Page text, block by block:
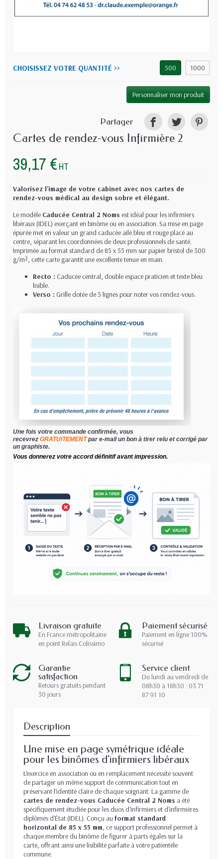
CHOISISSEZ VOTRE QUANTITÉ >> 500 1000
Personnaliser mon produit
Partager
Cartes de rendez-vous Infirmière 2
39,17 € HT
Valorisez l'image de votre cabinet avec nos cartes de
rendez-vous médical au design sobre et élégant.
Le modèle Caducée Central 2 Noms est idéal pour les infirmiers
libéraux (IDEL) exerçant en binôme ou en association. Sa mise en page
épurée met en valeur un grand caducée ailé bleu et rouge placé au
centre, séparant les coordonnées de deux professionnels de santé.
Imprimée au format standard de 85 x 55 mm sur papier bristol de 300
g/m², cette carte garantit une excellente tenue en main.
Recto : Caducée central, double espace praticien et texte bleu
lisible.
Verso : Grille dotée de 5 lignes pour noter vos rendez-vous.
Une fois votre commande confirmée, vous
recevrez GRATUITEMENT par e-mail un bon à tirer relu et corrigé par
un graphiste.
Vous donnerez votre accord définitif avant impression.
Livraison gratuite
En France métropolitaine
en point Relais Colissimo
Paiement sécurisé
Paiement en ligne 100%
sécurisé
Garantie
satisfaction
Retours gratuits pendant
30 jours
Service client
Du lundi au vendredi de
08h30 à 18h30 : 03 71
87 91 10
Description
Une mise en page symétrique idéale
pour les binômes d'infirmiers libéraux
L'exercice en association ou en remplacement nécessite souvent
de partager un même support de communication tout en
préservant l'identité claire de chaque soignant. La gamme de
cartes de rendez-vous Caducée Central 2 Noms a été
spécifiquement étudiée pour les duos d'infirmiers et d'infirmières
diplômés d'État (IDEL). Conçu au format standard
horizontal de 85 x 55 mm, ce support professionnel permet à
chaque membre du binôme de figurer à parts égales sur la
carte, offrant ainsi une lisibilité parfaite à votre patientèle
commune.